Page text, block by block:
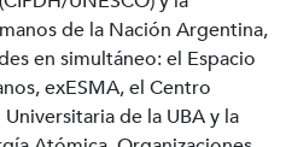
de la Nación Argentina,
en simultáneo: el Espacio
exESMA, el Centro
de la UBA y la